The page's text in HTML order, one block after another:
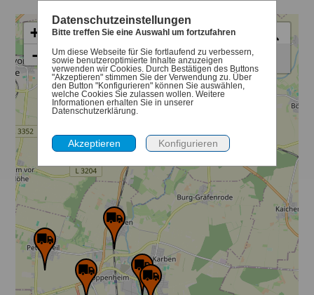
+
-
Auswahl Standorte
Schadstoffmobil
Datenschutzeinstellungen
Bitte treffen Sie eine Auswahl um fortzufahren
Um diese Webseite für Sie fortlaufend zu verbessern,
sowie benutzeroptimierte Inhalte anzuzeigen
verwenden wir Cookies. Durch Bestätigen des Buttons
"Akzeptieren" stimmen Sie der Verwendung zu. Über
den Button "Konfigurieren" können Sie auswählen,
welche Cookies Sie zulassen wollen. Weitere
Informationen erhalten Sie in unserer
Datenschutzerklärung.